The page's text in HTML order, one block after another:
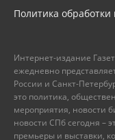
Политика
Интернет-издание
ежедневно
России и Санкт-
это политика,
мероприятия, новости
новости СПб сегодня –
премьеры и выставки,